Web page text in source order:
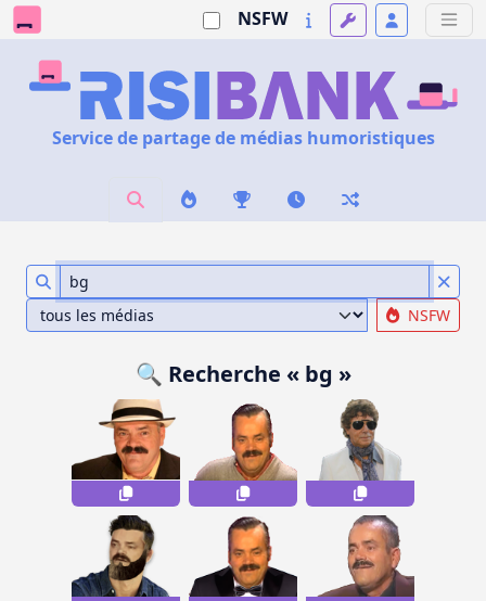
NSFW
Service de partage de médias humoristiques
NSFW
🔍 Recherche « bg »